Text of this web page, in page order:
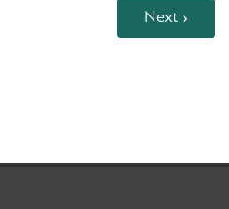
Next